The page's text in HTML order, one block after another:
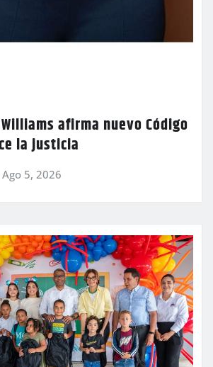
afirma nuevo Código
la justicia
Ago 5, 2026